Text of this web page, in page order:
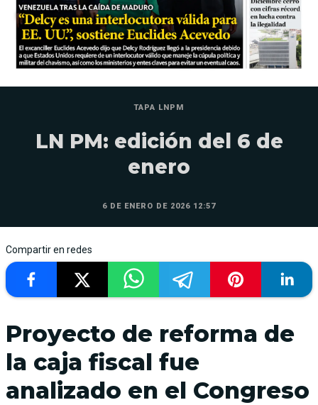
TAPA LNPM
LN PM: edición del 6 de
enero
6 DE ENERO DE 2026 12:57
Compartir en redes
Proyecto de reforma de
la caja fiscal fue
analizado en el Congreso